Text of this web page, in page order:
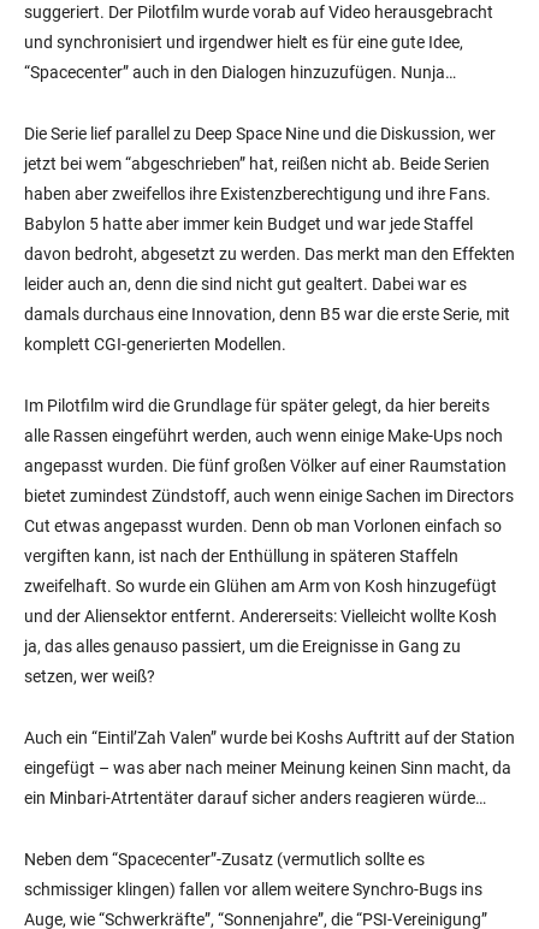
suggeriert. Der Pilotfilm wurde vorab auf Video herausgebracht
und synchronisiert und irgendwer hielt es für eine gute Idee,
“Spacecenter” auch in den Dialogen hinzuzufügen. Nunja…
Die Serie lief parallel zu Deep Space Nine und die Diskussion, wer
jetzt bei wem “abgeschrieben” hat, reißen nicht ab. Beide Serien
haben aber zweifellos ihre Existenzberechtigung und ihre Fans.
Babylon 5 hatte aber immer kein Budget und war jede Staffel
davon bedroht, abgesetzt zu werden. Das merkt man den Effekten
leider auch an, denn die sind nicht gut gealtert. Dabei war es
damals durchaus eine Innovation, denn B5 war die erste Serie, mit
komplett CGI-generierten Modellen.
Im Pilotfilm wird die Grundlage für später gelegt, da hier bereits
alle Rassen eingeführt werden, auch wenn einige Make-Ups noch
angepasst wurden. Die fünf großen Völker auf einer Raumstation
bietet zumindest Zündstoff, auch wenn einige Sachen im Directors
Cut etwas angepasst wurden. Denn ob man Vorlonen einfach so
vergiften kann, ist nach der Enthüllung in späteren Staffeln
zweifelhaft. So wurde ein Glühen am Arm von Kosh hinzugefügt
und der Aliensektor entfernt. Andererseits: Vielleicht wollte Kosh
ja, das alles genauso passiert, um die Ereignisse in Gang zu
setzen, wer weiß?
Auch ein “Eintil’Zah Valen” wurde bei Koshs Auftritt auf der Station
eingefügt – was aber nach meiner Meinung keinen Sinn macht, da
ein Minbari-Atrtentäter darauf sicher anders reagieren würde…
Neben dem “Spacecenter”-Zusatz (vermutlich sollte es
schmissiger klingen) fallen vor allem weitere Synchro-Bugs ins
Auge, wie “Schwerkräfte”, “Sonnenjahre”, die “PSI-Vereinigung”